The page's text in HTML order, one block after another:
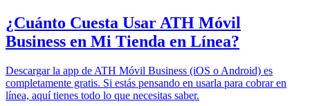
¿Cuánto Cuesta Usar ATH Móvil
Business en Mi Tienda en Línea?
Descargar la app de ATH Móvil Business (iOS o Android) es
completamente gratis. Si estás pensando en usarla para cobrar en
línea, aquí tienes todo lo que necesitas saber.